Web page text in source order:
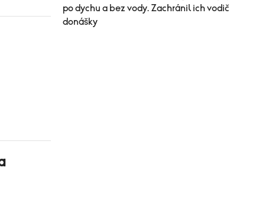
po dychu a bez vody. Zachránil ich vodič
donášky